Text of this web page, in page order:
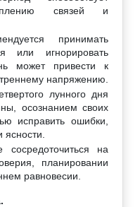
связей и
принимать
или игнорировать
может привести к
напряжению.
лунного дня
осознанием своих
исправить ошибки,
ясности.
на
планировании
равновесии.